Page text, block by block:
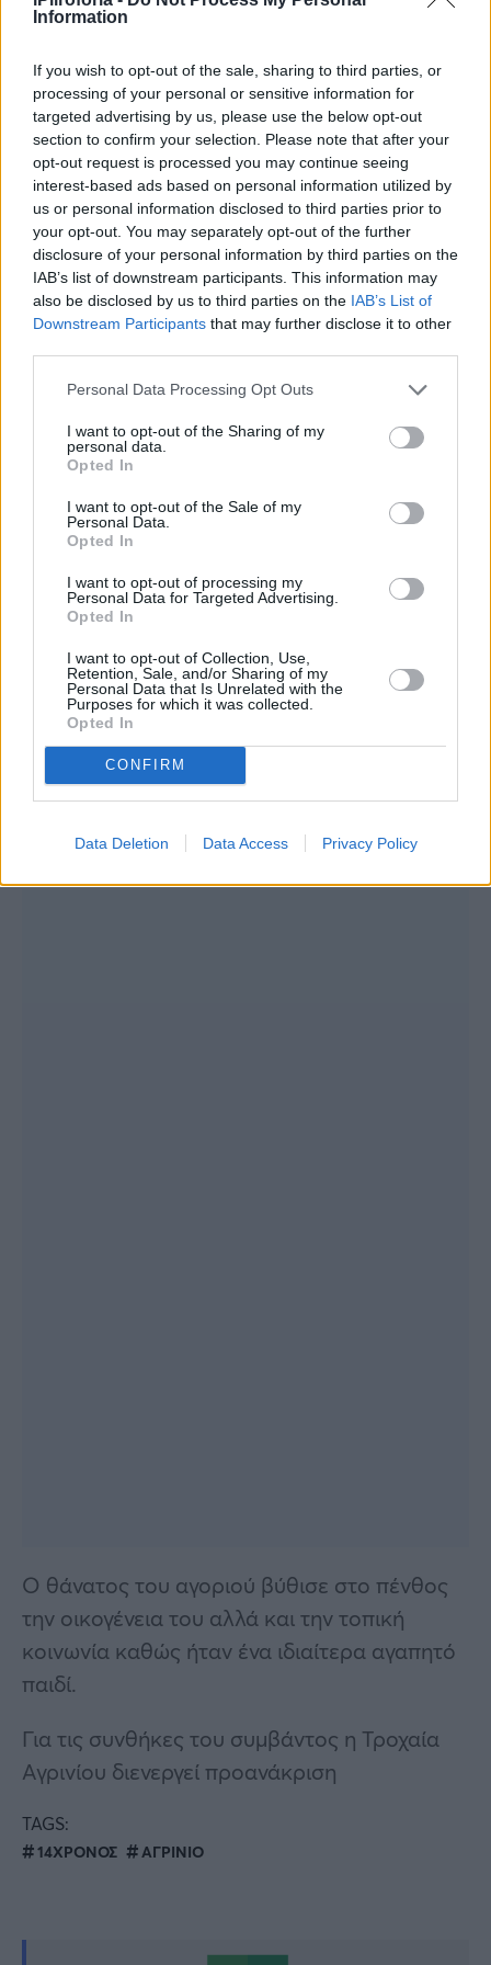
Information
If you wish to opt-out of the sale, sharing to third parties, or
processing of your personal or sensitive information for
targeted advertising by us, please use the below opt-out
section to confirm your selection. Please note that after your
opt-out request is processed you may continue seeing
interest-based ads based on personal information utilized by
us or personal information disclosed to third parties prior to
your opt-out. You may separately opt-out of the further
disclosure of your personal information by third parties on the
IAB’s list of downstream participants. This information may
also be disclosed by us to third parties on the IAB’s List of
Downstream Participants that may further disclose it to other
Personal Data Processing Opt Outs
I want to opt-out of the Sharing of my
personal data.
Opted In
I want to opt-out of the Sale of my
Personal Data.
Opted In
I want to opt-out of processing my
Personal Data for Targeted Advertising.
Opted In
I want to opt-out of Collection, Use,
Retention, Sale, and/or Sharing of my
Personal Data that Is Unrelated with the
Purposes for which it was collected.
Opted In
CONFIRM
Data Deletion Data Access Privacy Policy
O 14χρονος άφησε την
τελευταία πνοή του στο
νοσοκομείο
Υπήρξε άμεση κινητοποίηση με ασθενοφόρο
του ΕΚΑΒ να μεταφέρει τον άτυχο 14χρονο
άμεσα στο νοσοκομείο του Αγρινίου με την
αστυνομία να βοηθάει στην άμεσα μεταφορά
του, αλλά δυστυχώς ο 14χρονος υπέκυψε στα
τραύματα του και δεν τα κατάφερε..
Ο θάνατος του αγοριού βύθισε στο πένθος
την οικογένεια του αλλά και την τοπική
κοινωνία καθώς ήταν ένα ιδιαίτερα αγαπητό
παιδί.
Για τις συνθήκες του συμβάντος η Τροχαία
Αγρινίου διενεργεί προανάκριση
TAGS:
14ΧΡΟΝΟΣ ΑΓΡΙΝΙΟ